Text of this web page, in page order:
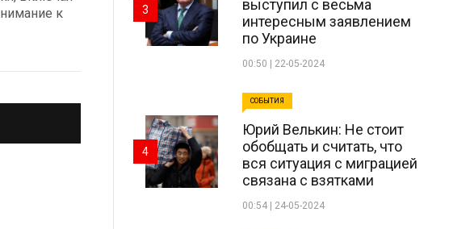
к
выступил с весьма
интересным заявлением
по Украине
00:50 | 22-05-2024
3
СОБЫТИЯ
Юрий Велькин: Не стоит
обобщать и считать, что
вся ситуация с миграцией
связана с взятками
00:54 | 24-05-2024
4